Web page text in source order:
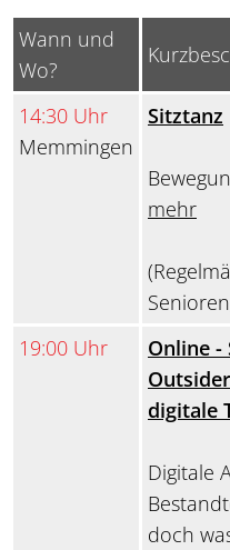
Wann und
Wo?
14:30 Uhr
Memmingen
Sitztanz
mehr
19:00 Uhr
Online
digitale
Digitale
doch